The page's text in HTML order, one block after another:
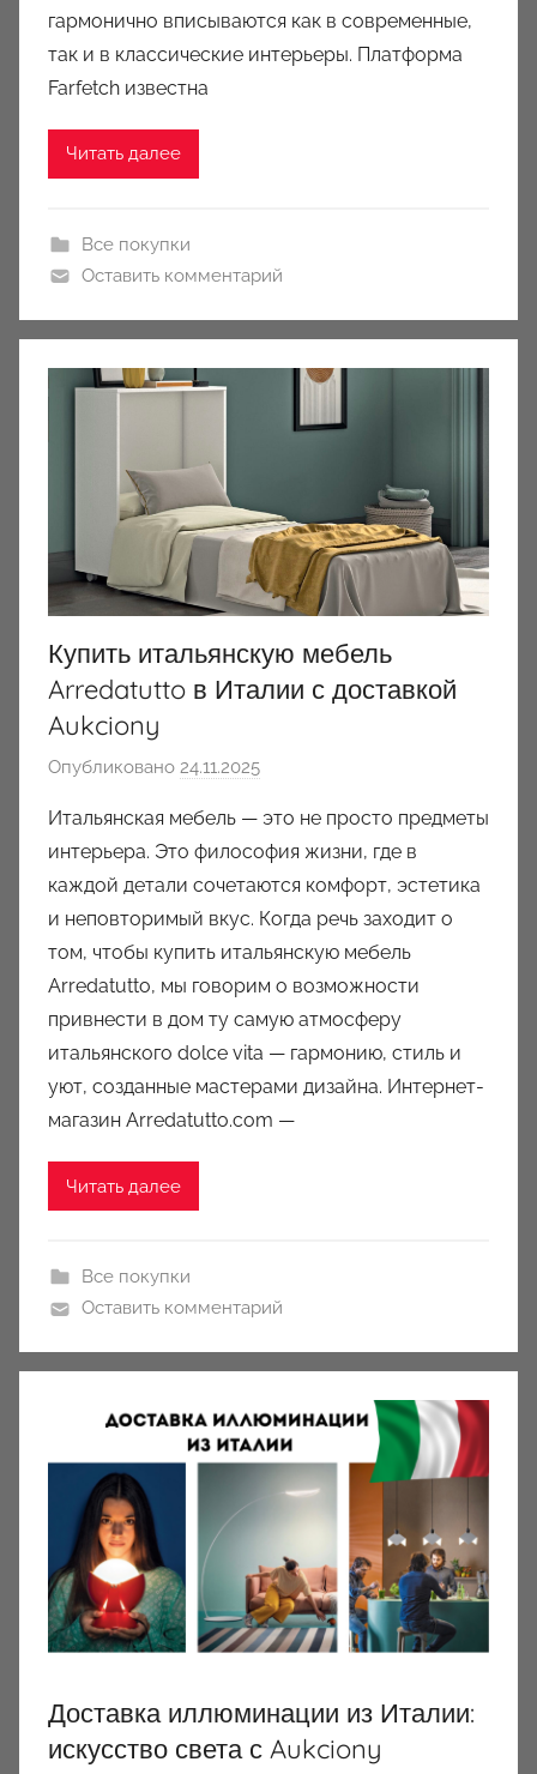
c
гармонично вписываются как в современные,
так и в классические интерьеры. Платформа
Farfetch известна
Читать далее
Все покупки
Оставить комментарий
Купить итальянскую мебель
Arredatutto в Италии с доставкой
Aukciony
Опубликовано 24.11.2025
т
о
р
о
м
a
u
k
c
Итальянская мебель — это не просто предметы
интерьера. Это философия жизни, где в
каждой детали сочетаются комфорт, эстетика
и неповторимый вкус. Когда речь заходит о
том, чтобы купить итальянскую мебель
Arredatutto, мы говорим о возможности
привнести в дом ту самую атмосферу
итальянского dolce vita — гармонию, стиль и
уют, созданные мастерами дизайна. Интернет-
магазин Arredatutto.com —
Читать далее
Все покупки
Оставить комментарий
Доставка иллюминации из Италии:
искусство света с Aukciony